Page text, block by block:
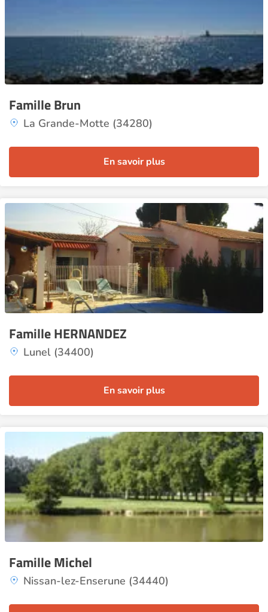
Famille Brun
La Grande-Motte (34280)
En savoir plus
Famille HERNANDEZ
Lunel (34400)
En savoir plus
Famille Michel
Nissan-lez-Enserune (34440)